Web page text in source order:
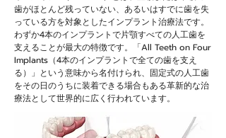
歯がほとんど残っていない、あるいはすでに歯を失
っている方を対象としたインプラント治療法です。
わずか4本のインプラントで片顎すべての人工歯を
支えることが最大の特徴です。「All Teeth on Four
Implants（4本のインプラントで全ての歯を支え
る）」という意味から名付けられ、固定式の人工歯
をその日のうちに装着できる場合もある革新的な治
療法として世界的に広く行われています。